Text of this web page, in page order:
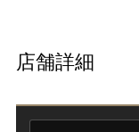
店舗詳細